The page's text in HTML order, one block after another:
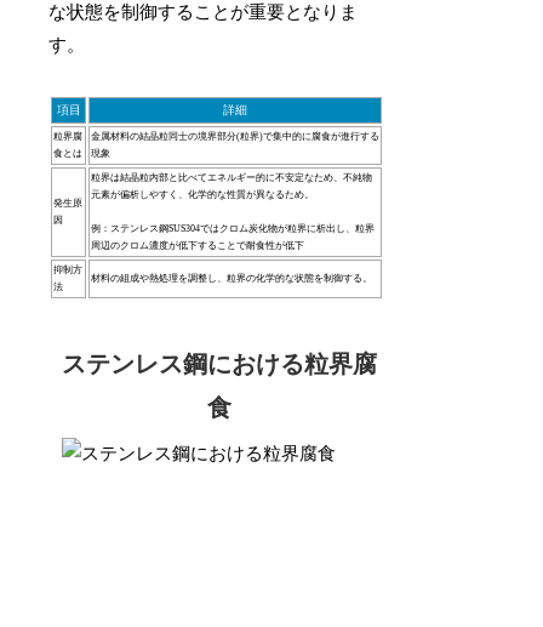
な状態を制御することが重要となりま
す。
項目 詳細
粒界腐
食とは
金属材料の結晶粒同士の境界部分(粒界)で集中的に腐食が進行する
現象
発生原
因
粒界は結晶粒内部と比べてエネルギー的に不安定なため、不純物
元素が偏析しやすく、化学的な性質が異なるため。
例：ステンレス鋼SUS304ではクロム炭化物が粒界に析出し、粒界
周辺のクロム濃度が低下することで耐食性が低下
抑制方
法
材料の組成や熱処理を調整し、粒界の化学的な状態を制御する。
ステンレス鋼における粒界腐
食